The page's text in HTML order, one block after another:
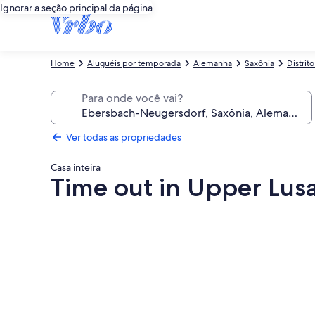
Ignorar a seção principal da página
Saxônia
Alemanha
Aluguéis por temporada
Home
Para onde você vai?
Ver todas as propriedades
Casa inteira
Time out in Upper